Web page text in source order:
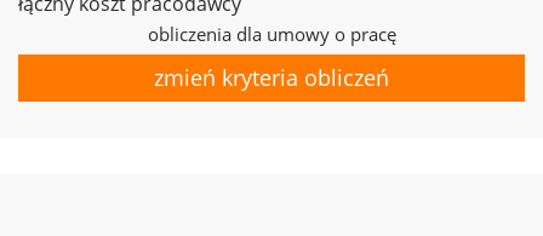
obliczenia dla umowy o pracę
zmień kryteria obliczeń